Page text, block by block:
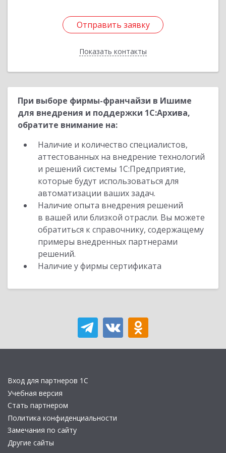
Отправить заявку
Показать контакты
Отправить заявку
Назад
При выборе фирмы-франчайзи в Ишиме
для внедрения и поддержки 1С:Архива,
обратите внимание на:
Наличие и количество специалистов,
аттестованных на внедрение технологий
и решений системы 1С:Предприятие,
которые будут использоваться для
автоматизации ваших задач.
Наличие опыта внедрения решений
в вашей или близкой отрасли. Вы можете
обратиться к справочнику, содержащему
примеры внедренных партнерами
решений.
Наличие у фирмы сертификата
Вход для партнеров 1С
Учебная версия
Стать партнером
Политика конфиденциальности
Замечания по сайту
Другие сайты